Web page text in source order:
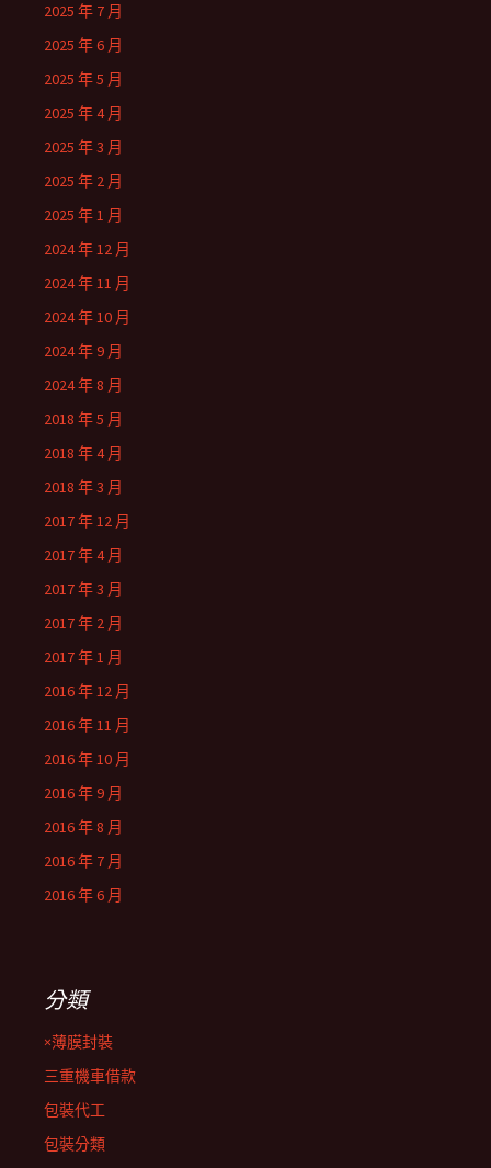
2025 年 7 月
2025 年 6 月
2025 年 5 月
2025 年 4 月
2025 年 3 月
2025 年 2 月
2025 年 1 月
2024 年 12 月
2024 年 11 月
2024 年 10 月
2024 年 9 月
2024 年 8 月
2018 年 5 月
2018 年 4 月
2018 年 3 月
2017 年 12 月
2017 年 4 月
2017 年 3 月
2017 年 2 月
2017 年 1 月
2016 年 12 月
2016 年 11 月
2016 年 10 月
2016 年 9 月
2016 年 8 月
2016 年 7 月
2016 年 6 月
分類
×薄膜封裝
三重機車借款
包裝代工
包裝分類